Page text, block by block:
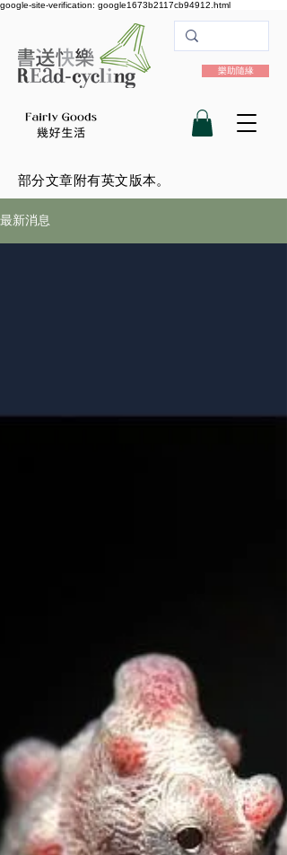
google-site-verification: google1673b2117cb94912.html
樂助隨緣
​部分文章附有英文版本。
最新消息